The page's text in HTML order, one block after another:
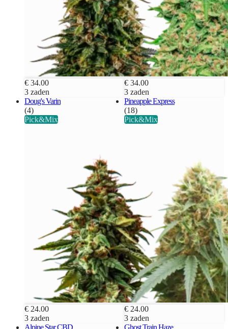
€ 34.00
3 zaden
€ 34.00
3 zaden
Doug's Varin
(4)
Pick&Mix
€ 24.00
3 zaden
Pineapple Express
(18)
Pick&Mix
€ 24.00
3 zaden
Alpine Star CBD
Ghost Train Haze